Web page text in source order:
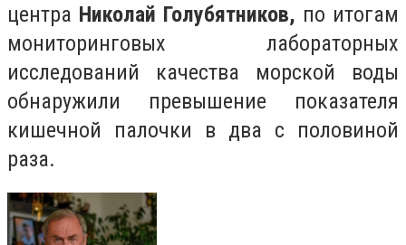
центра Николай Голубятников, по итогам
мониторинговых лабораторных
исследований качества морской воды
обнаружили превышение показателя
кишечной палочки в два с половиной
раза.